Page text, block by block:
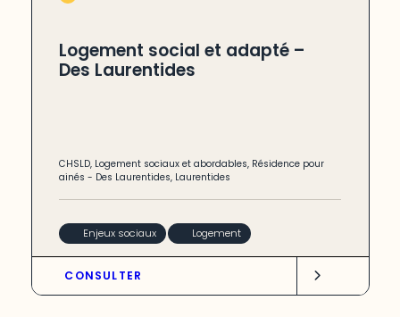
Logement social et adapté –
Des Laurentides
CHSLD, Logement sociaux et abordables, Résidence pour
ainés - Des Laurentides, Laurentides
Enjeux sociaux Logement
CONSULTER